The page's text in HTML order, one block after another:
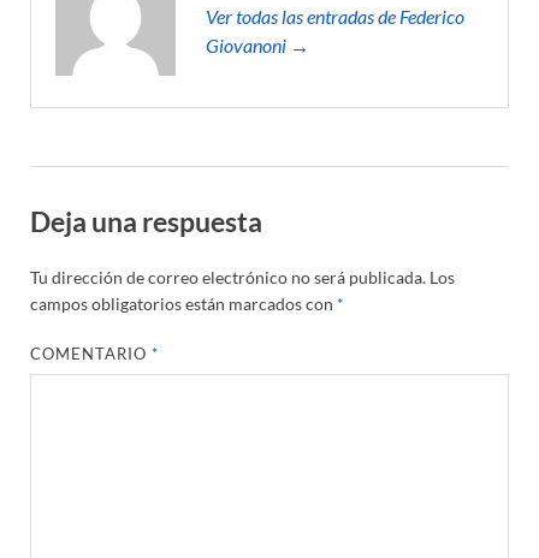
Ver todas las entradas de Federico
Giovanoni →
Deja una respuesta
Tu dirección de correo electrónico no será publicada. Los
campos obligatorios están marcados con *
COMENTARIO*